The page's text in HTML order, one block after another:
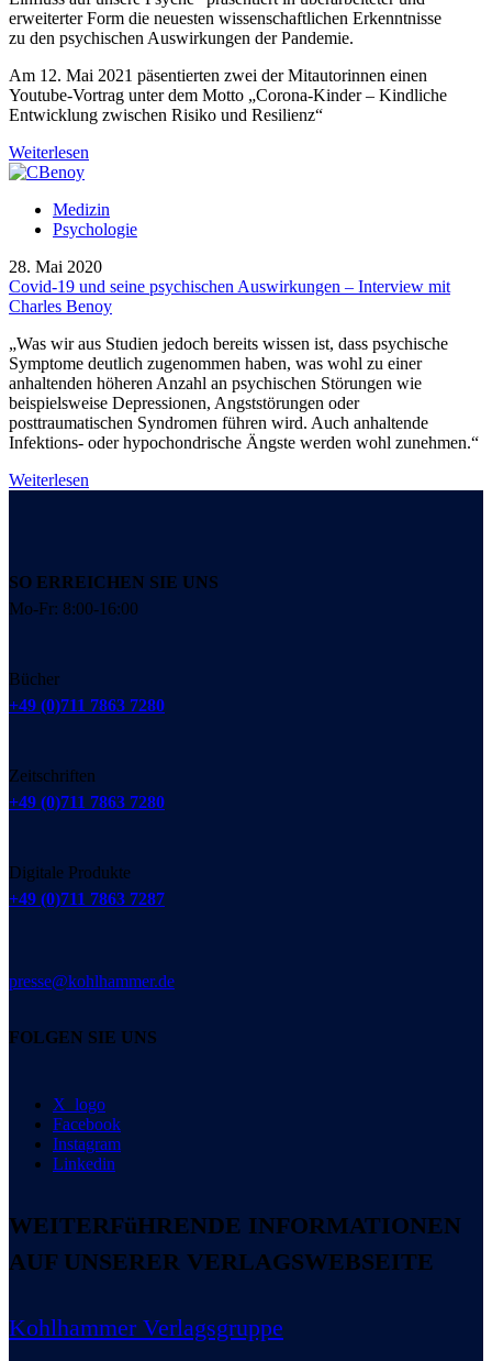
erweiterter Form die neuesten wissenschaftlichen Erkenntnisse
zu den psychischen Auswirkungen der Pandemie.
Am 12. Mai 2021 päsentierten zwei der Mitautorinnen einen
Youtube-Vortrag unter dem Motto „Corona-Kinder – Kindliche
Entwicklung zwischen Risiko und Resilienz“
Weiterlesen
Medizin
Psychologie
28. Mai 2020
Covid-19 und seine psychischen Auswirkungen – Interview mit
Charles Benoy
„Was wir aus Studien jedoch bereits wissen ist, dass psychische
Symptome deutlich zugenommen haben, was wohl zu einer
anhaltenden höheren Anzahl an psychischen Störungen wie
beispielsweise Depressionen, Angststörungen oder
posttraumatischen Syndromen führen wird. Auch anhaltende
Infektions- oder hypochondrische Ängste werden wohl zunehmen.“
Weiterlesen
SO ERREICHEN SIE UNS
Mo-Fr: 8:00-16:00
Bücher
+49 (0)711 7863 7280
Zeitschriften
+49 (0)711 7863 7280
Digitale Produkte
+49 (0)711 7863 7287
presse@kohlhammer.de
FOLGEN SIE UNS
X_logo
Facebook
Instagram
Linkedin
WEITERFüHRENDE INFORMATIONEN
AUF UNSERER VERLAGSWEBSEITE
Kohlhammer Verlagsgruppe